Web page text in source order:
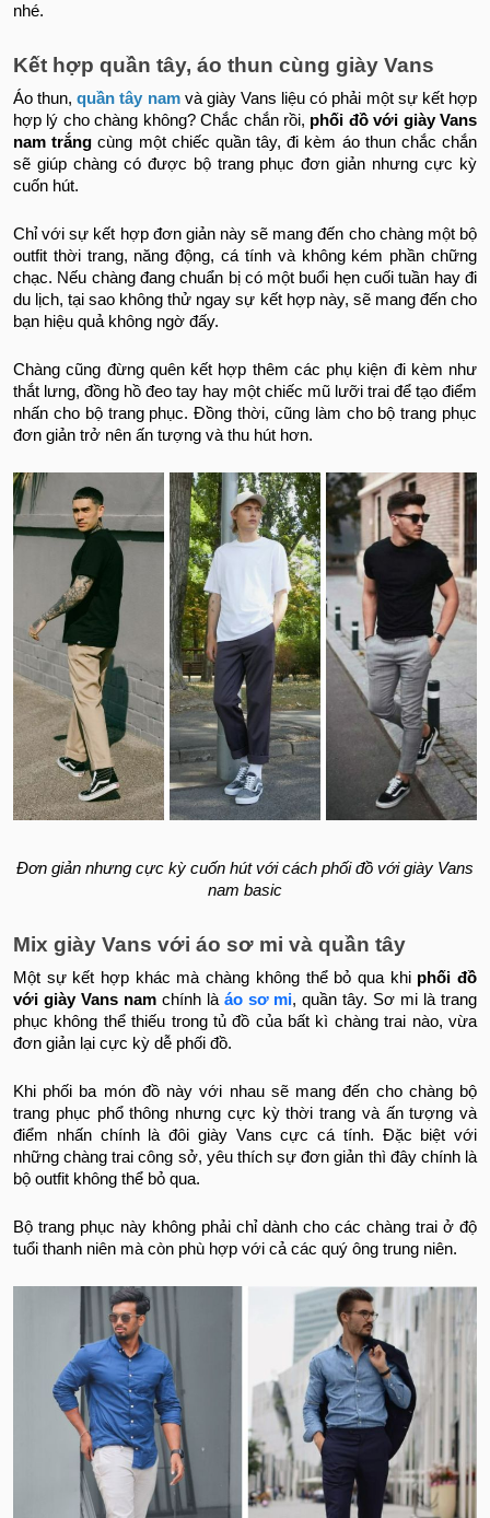
nhé.
Kết hợp quần tây, áo thun cùng giày Vans
Áo thun,quần tây namvà giày Vans liệu có phải một sự kết hợp
hợp lý cho chàng không? Chắc chắn rồi, phối đồ với giày Vans
nam trắng cùng một chiếc quần tây, đi kèm áo thun chắc chắn
sẽ giúp chàng có được bộ trang phục đơn giản nhưng cực kỳ
cuốn hút.
Chỉ với sự kết hợp đơn giản này sẽ mang đến cho chàng một bộ
outfit thời trang, năng động, cá tính và không kém phần chững
chạc. Nếu chàng đang chuẩn bị có một buổi hẹn cuối tuần hay đi
du lịch, tại sao không thử ngay sự kết hợp này, sẽ mang đến cho
bạn hiệu quả không ngờ đấy.
Chàng cũng đừng quên kết hợp thêm các phụ kiện đi kèm như
thắt lưng, đồng hồ đeo tay hay một chiếc mũ lưỡi trai để tạo điểm
nhấn cho bộ trang phục. Đồng thời, cũng làm cho bộ trang phục
đơn giản trở nên ấn tượng và thu hút hơn.
Đơn giản nhưng cực kỳ cuốn hút với cách phối đồ với giày Vans
nam basic
Mix giày Vans với áo sơ mi và quần tây
Một sự kết hợp khác mà chàng không thể bỏ qua khi phối đồ
với giày Vans namchính là áo sơ mi, quần tây. Sơ mi là trang
phục không thể thiếu trong tủ đồ của bất kì chàng trai nào, vừa
đơn giản lại cực kỳ dễ phối đồ.
Khi phối ba món đồ này với nhau sẽ mang đến cho chàng bộ
trang phục phổ thông nhưng cực kỳ thời trang và ấn tượng và
điểm nhấn chính là đôi giày Vans cực cá tính. Đặc biệt với
những chàng trai công sở, yêu thích sự đơn giản thì đây chính là
bộ outfit không thể bỏ qua.
Bộ trang phục này không phải chỉ dành cho các chàng trai ở độ
tuổi thanh niên mà còn phù hợp với cả các quý ông trung niên.